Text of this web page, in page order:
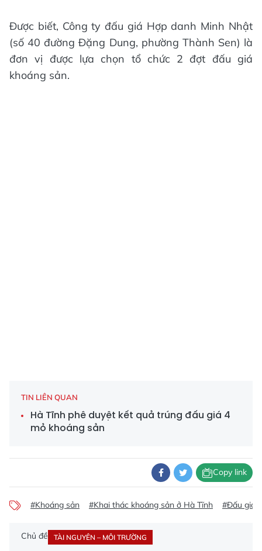
Được biết, Công ty đấu giá Hợp danh Minh Nhật
(số 40 đường Đặng Dung, phường Thành Sen) là
đơn vị được lựa chọn tổ chức 2 đợt đấu giá
khoáng sản.
TIN LIÊN QUAN
Hà Tĩnh phê duyệt kết quả trúng đấu giá 4
mỏ khoáng sản
Copy link
#Khoáng sản #Khai thác khoáng sản ở Hà Tĩnh #Đấu giá
Chủ đề TÀI NGUYÊN – MÔI TRƯỜNG